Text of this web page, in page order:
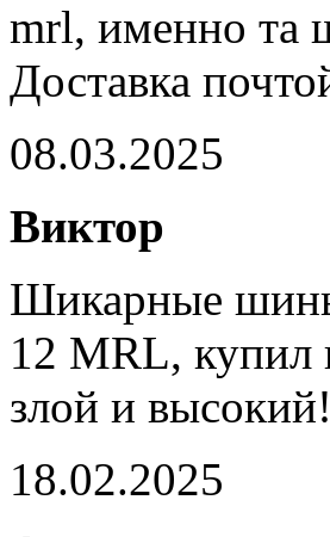
mrl, именно та
Доставка
08.03.2025
Виктор
Шикарные
12 MRL, купил
злой и
18.02.2025